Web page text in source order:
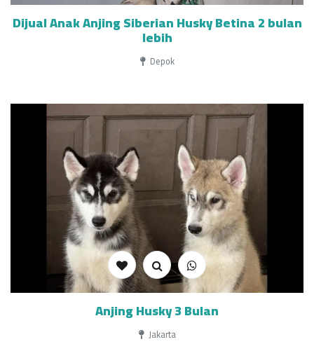
Dijual Anak Anjing Siberian Husky Betina 2 bulan
lebih
Depok
Anjing Husky 3 Bulan
Jakarta